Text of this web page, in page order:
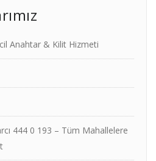
Anahtar & Kilit Hizmeti
444 0 193 – Tüm Mahallelere